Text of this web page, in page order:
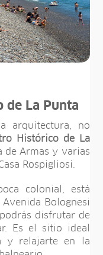
de La Punta
arquitectura, no
Histórico de La
de Armas y varias
Rospigliosi.
colonial, está
Bolognesi
disfrutar de
Es el sitio ideal
y relajarte en la